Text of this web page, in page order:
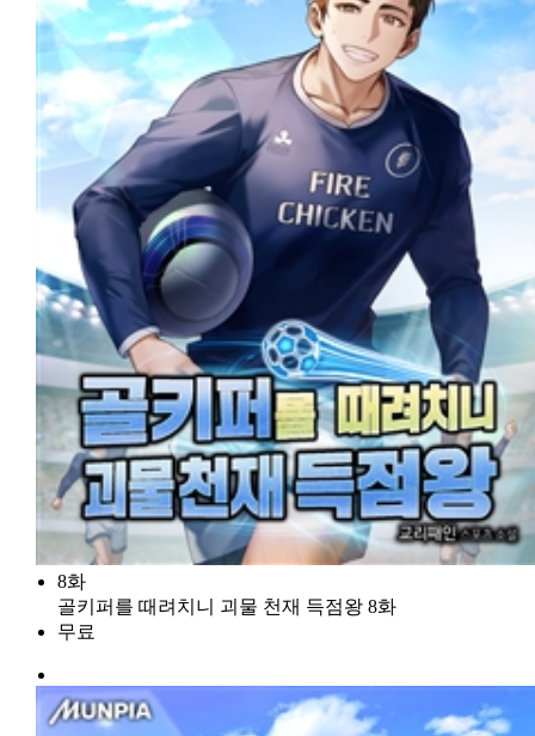
8화
골키퍼를 때려치니 괴물 천재 득점왕 8화
무료